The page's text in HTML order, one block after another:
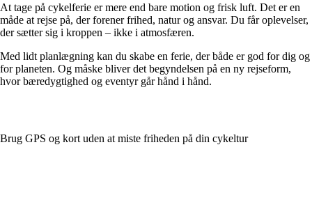
At tage på cykelferie er mere end bare motion og frisk luft. Det er en
måde at rejse på, der forener frihed, natur og ansvar. Du får oplevelser,
der sætter sig i kroppen – ikke i atmosfæren.
Med lidt planlægning kan du skabe en ferie, der både er god for dig og
for planeten. Og måske bliver det begyndelsen på en ny rejseform,
hvor bæredygtighed og eventyr går hånd i hånd.
Brug GPS og kort uden at miste friheden på din cykeltur